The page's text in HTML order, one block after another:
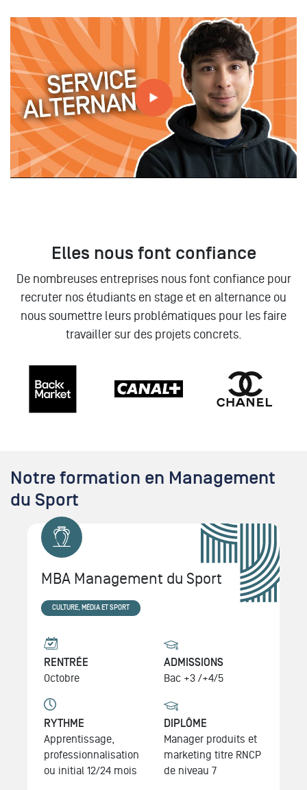
Tout savoir sur le service alternance à MBA ESG avec
Pierre
Elles nous font confiance
De nombreuses entreprises nous font confiance pour
recruter nos étudiants en stage et en alternance ou
nous soumettre leurs problématiques pour les faire
travailler sur des projets concrets.
Notre formation en Management
du Sport
MBA Management du Sport
CULTURE, MÉDIA ET SPORT
RENTRÉE
Octobre
ADMISSIONS
Bac +3 /+4/5
RYTHME
Apprentissage,
professionnalisation
ou initial 12/24 mois
DIPLÔME
Manager produits et
marketing titre RNCP
de niveau 7